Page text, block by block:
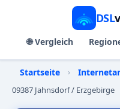
DSL
🌐 Vergleich
Startseite ›
09387 Jahnsdorf / Erzgebirge